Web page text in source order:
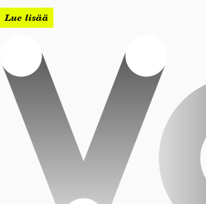
Lue lisää